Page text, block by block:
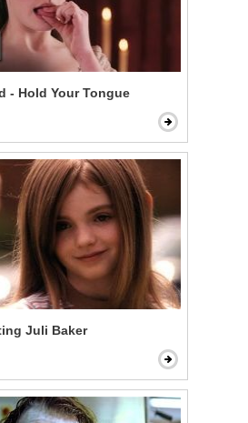
- Hold Your Tongue
Juli Baker